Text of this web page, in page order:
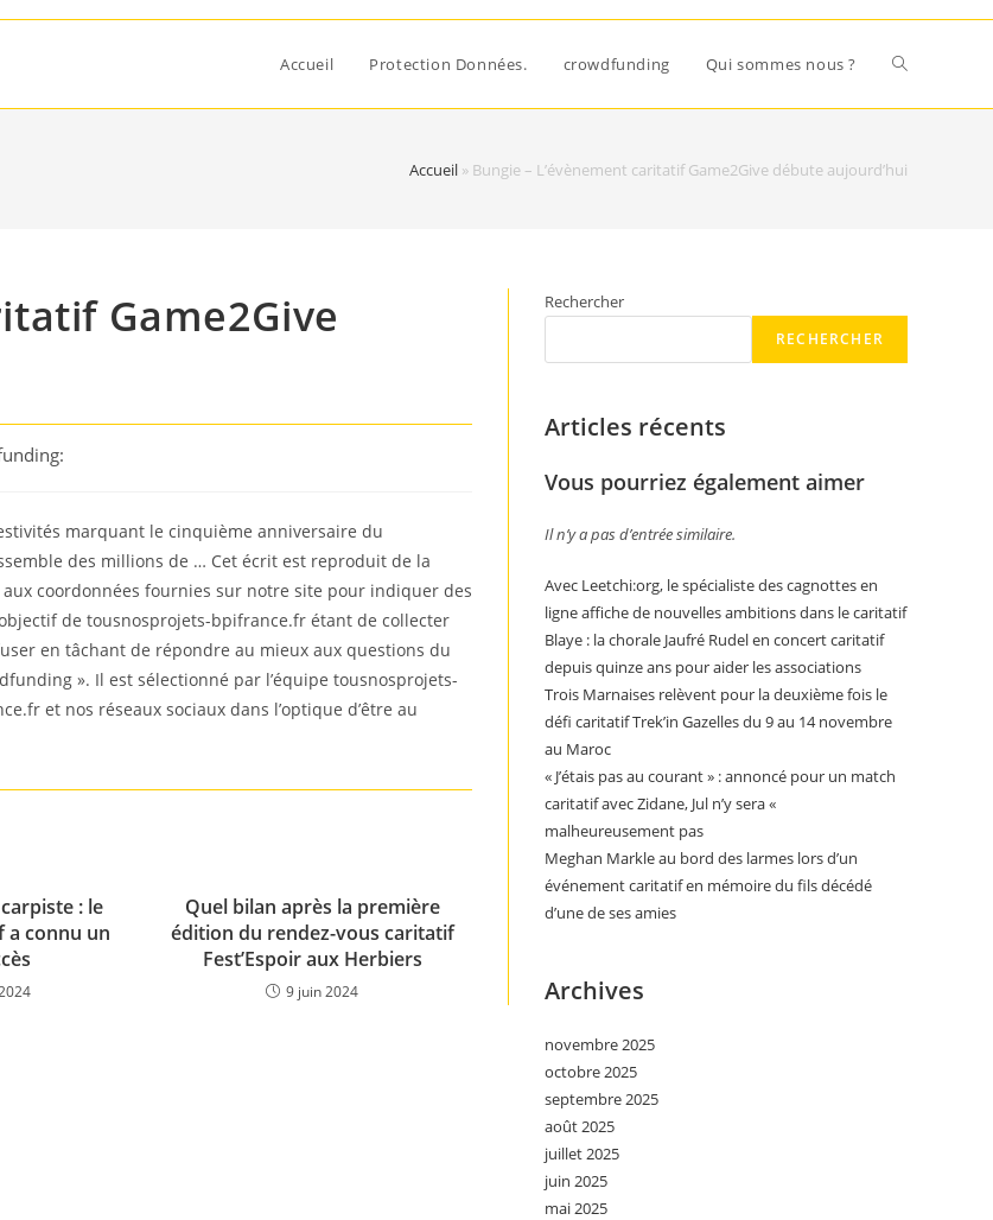
Accueil Protection Données. crowdfunding Qui sommes nous ?
Accueil » Bungie – L’évènement caritatif Game2Give débute aujourd’hui
Game2Give
marquant le cinquième anniversaire du
des millions de … Cet écrit est reproduit de la
coordonnées fournies sur notre site pour indiquer des
de tousnosprojets-bpifrance.fr étant de collecter
en tâchant de répondre au mieux aux questions du
». Il est sélectionné par l’équipe tousnosprojets-
et nos réseaux sociaux dans l’optique d’être au
: le
a connu un
Quel bilan après la première
édition du rendez-vous caritatif
Fest’Espoir aux Herbiers
9 juin 2024
Rechercher
RECHERCHER
Articles récents
Vous pourriez également aimer
Il n’y a pas d’entrée similaire.
Avec Leetchi:org, le spécialiste des cagnottes en
ligne affiche de nouvelles ambitions dans le caritatif
Blaye : la chorale Jaufré Rudel en concert caritatif
depuis quinze ans pour aider les associations
Trois Marnaises relèvent pour la deuxième fois le
défi caritatif Trek’in Gazelles du 9 au 14 novembre
au Maroc
« J’étais pas au courant » : annoncé pour un match
caritatif avec Zidane, Jul n’y sera «
malheureusement pas
Meghan Markle au bord des larmes lors d’un
événement caritatif en mémoire du fils décédé
d’une de ses amies
Archives
novembre 2025
octobre 2025
septembre 2025
août 2025
juillet 2025
juin 2025
mai 2025